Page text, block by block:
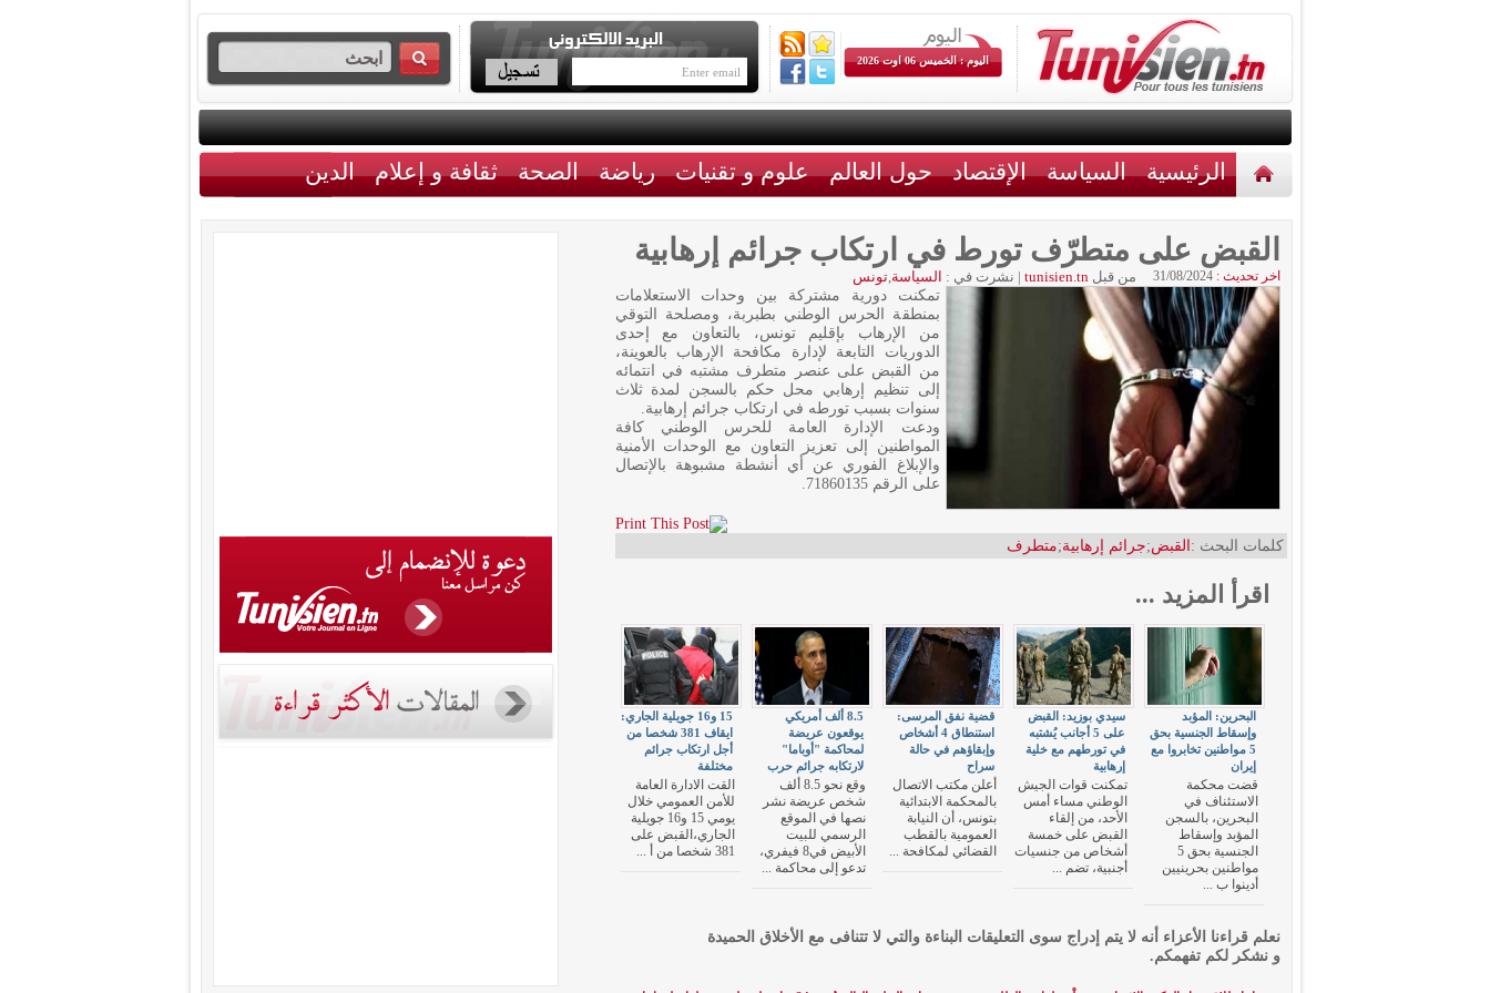
اليوم : الخميس 06 اوت 2026
الرئيسية السياسة الإقتصاد حول العالم علوم و تقنيات رياضة الصحة ثقافة و إعلام الدين
القبض على متطرّف تورط في ارتكاب جرائم إرهابية
اخر تحديث : 31/08/2024 من قبلtunisien.tn
| نشرت في : السياسة,تونس
تمكنت دورية مشتركة بين وحدات الاستعلامات
بمنطقة الحرس الوطني بطبربة، ومصلحة التوقي
من الإرهاب بإقليم تونس، بالتعاون مع إحدى
الدوريات التابعة لإدارة مكافحة الإرهاب بالعوينة،
من القبض على عنصر متطرف مشتبه في انتمائه
إلى تنظيم إرهابي محل حكم بالسجن لمدة ثلاث
سنوات بسبب تورطه في ارتكاب جرائم إرهابية.
ودعت الإدارة العامة للحرس الوطني كافة
المواطنين إلى تعزيز التعاون مع الوحدات الأمنية
والإبلاغ الفوري عن أي أنشطة مشبوهة بالإتصال
على الرقم 71860135.
كلمات البحث : القبض;جرائم إرهابية;متطرف
اقرأ المزيد ...
15 و16 جويلية الجاري:
ايقاف 381 شخصا من
أجل ارتكاب جرائم
مختلفة
القت الادارة العامة
للأمن العمومي خلال
يومي 15 و16 جويلية
الجاري،القبض على
381 شخصا من أ ...
8.5 ألف أمريكي
يوقعون عريضة
لمحاكمة "أوباما"
لارتكابه جرائم حرب
وقع نحو 8.5 ألف
شخص عريضة نشر
نصها في الموقع
الرسمي للبيت
الأبيض في8 فيفري،
تدعو إلى محاكمة ...
قضية نفق المرسى:
استنطاق 4 أشخاص
وإبقاؤهم في حالة
سراح
أعلن مكتب الاتصال
بالمحكمة الابتدائية
بتونس، أن النيابة
العمومية بالقطب
القضائي لمكافحة ...
سيدي بوزيد: القبض
على 5 أجانب يُشتبه
في تورطهم مع خلية
إرهابية
تمكنت قوات الجيش
الوطني مساء أمس
الأحد، من إلقاء
القبض على خمسة
أشخاص من جنسيات
أجنبية، تضم ...
البحرين: المؤبد
وإسقاط الجنسية بحق
5 مواطنين تخابروا مع
إيران
قضت محكمة
الاستئناف في
البحرين، بالسجن
المؤبد وإسقاط
الجنسية بحق 5
مواطنين بحرينيين
أدينوا ب ...
نعلم قراءنا الأعزاء أنه لا يتم إدراج سوى التعليقات البناءة والتي لا تتنافى مع الأخلاق الحميدة
و نشكر لكم تفهمكم.